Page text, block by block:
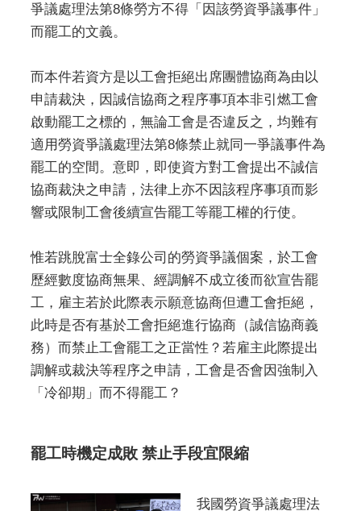
爭議處理法第8條勞方不得「因該勞資爭議事件」
而罷工的文義。
而本件若資方是以工會拒絕出席團體協商為由以
申請裁決，因誠信協商之程序事項本非引燃工會
啟動罷工之標的，無論工會是否違反之，均難有
適用勞資爭議處理法第8條禁止就同一爭議事件為
罷工的空間。意即，即使資方對工會提出不誠信
協商裁決之申請，法律上亦不因該程序事項而影
響或限制工會後續宣告罷工等罷工權的行使。
惟若跳脫富士全錄公司的勞資爭議個案，於工會
歷經數度協商無果、經調解不成立後而欲宣告罷
工，雇主若於此際表示願意協商但遭工會拒絕，
此時是否有基於工會拒絕進行協商（誠信協商義
務）而禁止工會罷工之正當性？若雇主此際提出
調解或裁決等程序之申請，工會是否會因強制入
「冷卻期」而不得罷工？
罷工時機定成敗 禁止手段宜限縮
我國勞資爭議處理法